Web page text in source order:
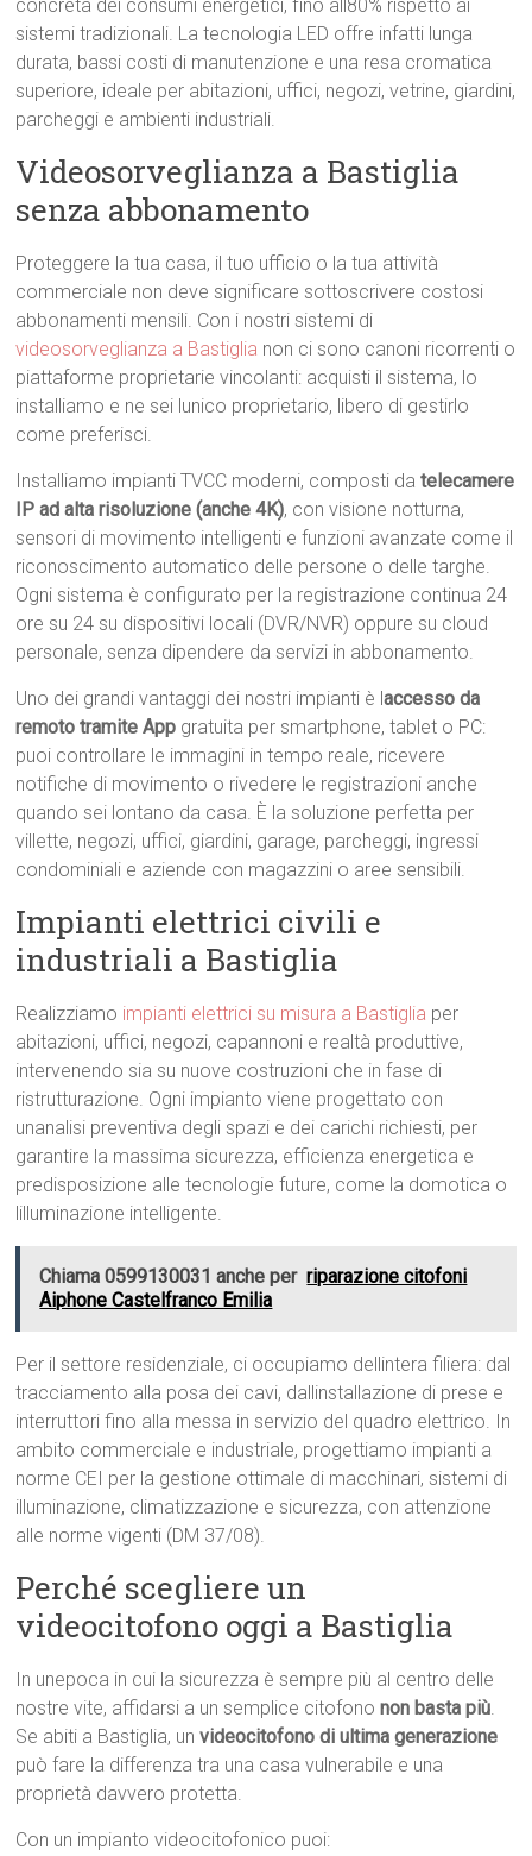
concreta dei consumi energetici, fino all80% rispetto ai
sistemi tradizionali. La tecnologia LED offre infatti lunga
durata, bassi costi di manutenzione e una resa cromatica
superiore, ideale per abitazioni, uffici, negozi, vetrine, giardini,
parcheggi e ambienti industriali.
Videosorveglianza a Bastiglia
senza abbonamento
Proteggere la tua casa, il tuo ufficio o la tua attività
commerciale non deve significare sottoscrivere costosi
abbonamenti mensili. Con i nostri sistemi di
videosorveglianza a Bastiglia non ci sono canoni ricorrenti o
piattaforme proprietarie vincolanti: acquisti il sistema, lo
installiamo e ne sei lunico proprietario, libero di gestirlo
come preferisci.
Installiamo impianti TVCC moderni, composti datelecamere
IP ad alta risoluzione (anche 4K), con visione notturna,
sensori di movimento intelligenti e funzioni avanzate come il
riconoscimento automatico delle persone o delle targhe.
Ogni sistema è configurato per la registrazione continua 24
ore su 24 su dispositivi locali (DVR/NVR) oppure su cloud
personale, senza dipendere da servizi in abbonamento.
Uno dei grandi vantaggi dei nostri impianti è laccesso da
remoto tramite App gratuita per smartphone, tablet o PC:
puoi controllare le immagini in tempo reale, ricevere
notifiche di movimento o rivedere le registrazioni anche
quando sei lontano da casa. È la soluzione perfetta per
villette, negozi, uffici, giardini, garage, parcheggi, ingressi
condominiali e aziende con magazzini o aree sensibili.
Impianti elettrici civili e
industriali a Bastiglia
Realizziamo impianti elettrici su misura a Bastiglia per
abitazioni, uffici, negozi, capannoni e realtà produttive,
intervenendo sia su nuove costruzioni che in fase di
ristrutturazione. Ogni impianto viene progettato con
unanalisi preventiva degli spazi e dei carichi richiesti, per
garantire la massima sicurezza, efficienza energetica e
predisposizione alle tecnologie future, come la domotica o
lilluminazione intelligente.
Chiama 0599130031 anche per riparazione citofoni
Aiphone Castelfranco Emilia
Per il settore residenziale, ci occupiamo dellintera filiera: dal
tracciamento alla posa dei cavi, dallinstallazione di prese e
interruttori fino alla messa in servizio del quadro elettrico. In
ambito commerciale e industriale, progettiamo impianti a
norme CEI per la gestione ottimale di macchinari, sistemi di
illuminazione, climatizzazione e sicurezza, con attenzione
alle norme vigenti (DM 37/08).
Perché scegliere un
videocitofono oggi a Bastiglia
In unepoca in cui la sicurezza è sempre più al centro delle
nostre vite, affidarsi a un semplice citofononon basta più.
Se abiti a Bastiglia, unvideocitofono di ultima generazione
può fare la differenza tra una casa vulnerabile e una
proprietà davvero protetta.
Con un impianto videocitofonico puoi: